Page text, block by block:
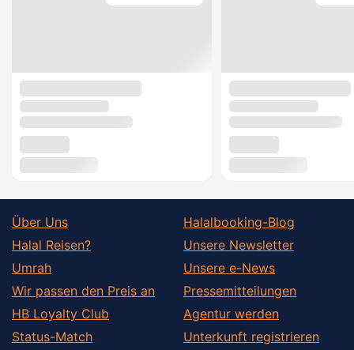
Über Uns
Halal Reisen?
Umrah
Wir passen den Preis an
HB Loyalty Club
Status-Match
Halalbooking-Blog
Unsere Newsletter
Unsere e-News
Pressemitteilungen
Agentur werden
Unterkunft registrieren